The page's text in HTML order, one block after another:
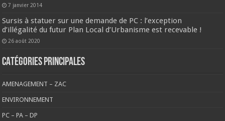
7 janvier 2014
Sursis à statuer sur une demande de PC : l’exception
d’illégalité du futur Plan Local d’Urbanisme est recevable !
26 août 2020
CATÉGORIES PRINCIPALES
AMENAGEMENT – ZAC
ENVIRONNEMENT
PC – PA – DP